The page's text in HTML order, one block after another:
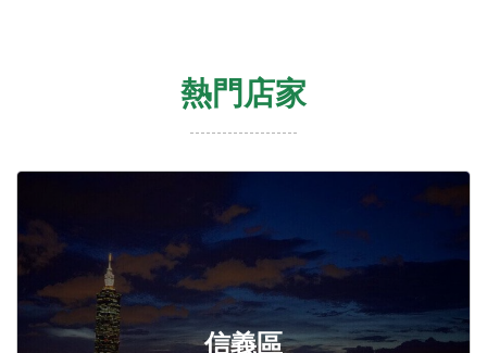
熱門店家
信義區